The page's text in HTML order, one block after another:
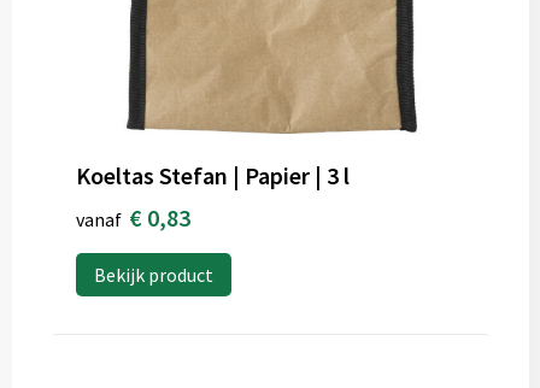
Koeltas Stefan | Papier | 3 l
vanaf € 0,83
Bekijk product